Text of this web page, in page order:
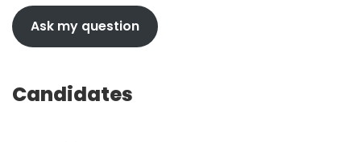
Ask my question
Candidates